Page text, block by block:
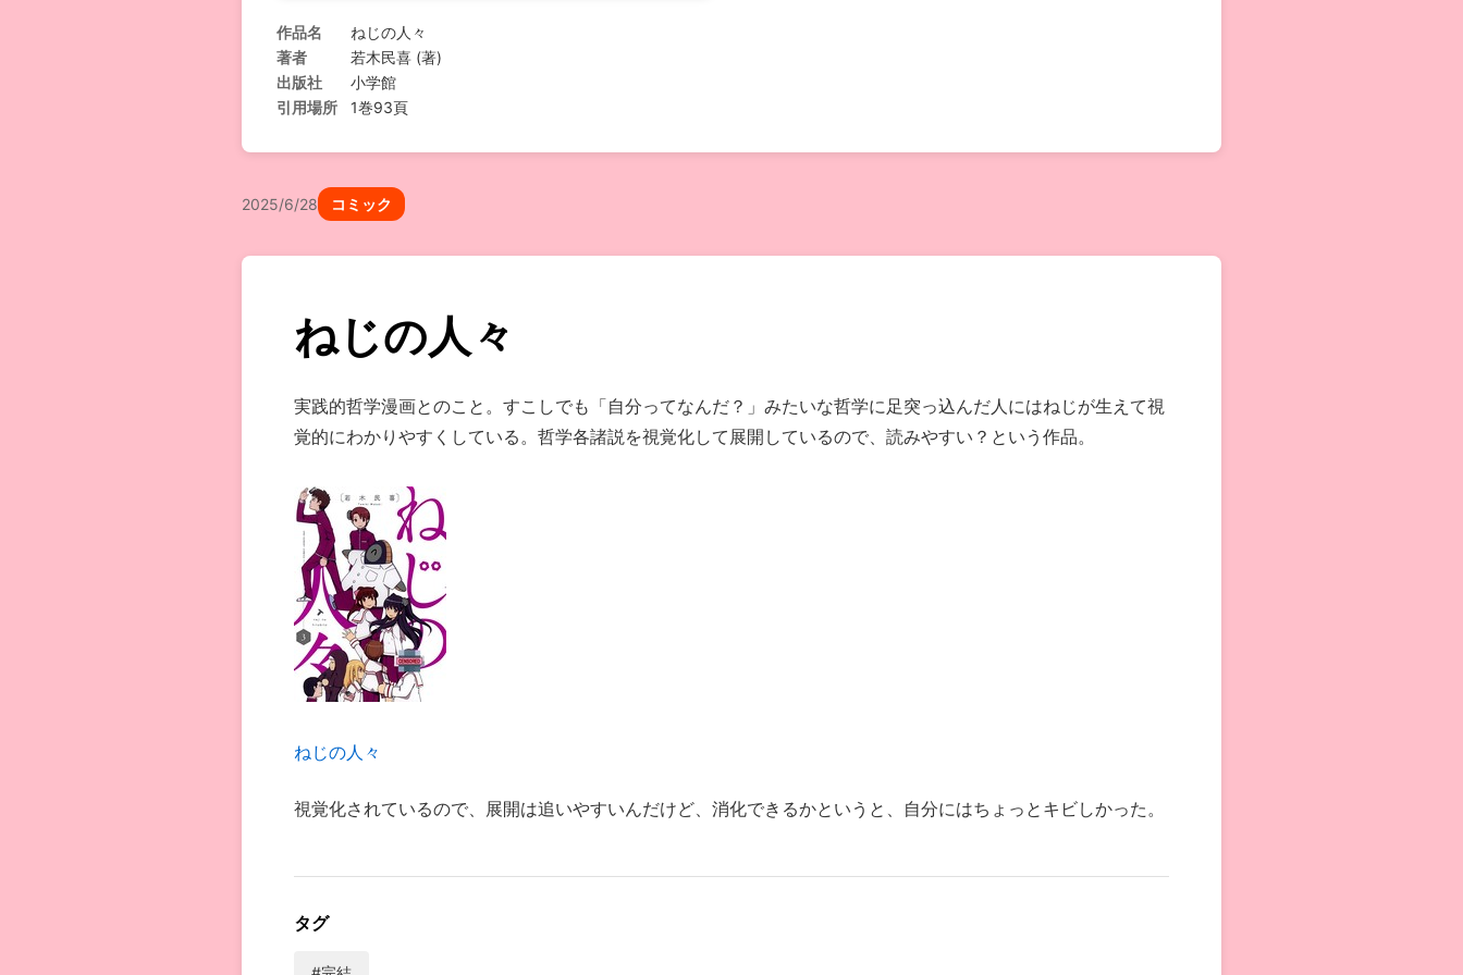
作品名
ねじの人々
著者
若木民喜 (著)
出版社
小学館
引用場所
1巻93頁
2025/6/28 コミック
ねじの人々
実践的哲学漫画とのこと。すこしでも「自分ってなんだ？」みたいな哲学に足突っ込んだ人にはねじが生えて視
覚的にわかりやすくしている。哲学各諸説を視覚化して展開しているので、読みやすい？という作品。
ねじの人々
視覚化されているので、展開は追いやすいんだけど、消化できるかというと、自分にはちょっとキビしかった。
タグ